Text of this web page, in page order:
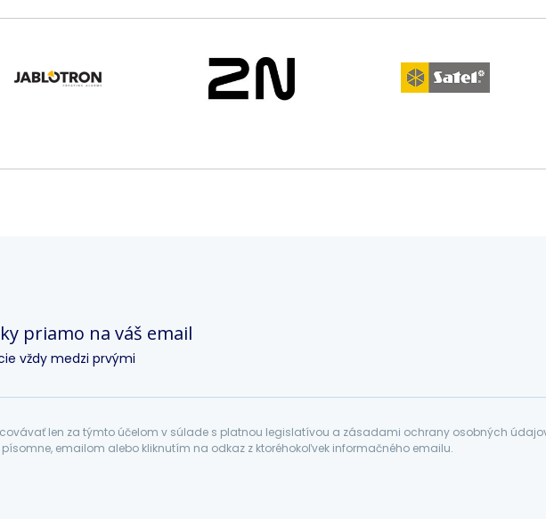
priamo na váš email
vždy medzi prvými
len za týmto účelom v súlade s platnou legislatívou a zásadami ochrany osobných
emailom alebo kliknutím na odkaz z ktoréhokoľvek informačného emailu.